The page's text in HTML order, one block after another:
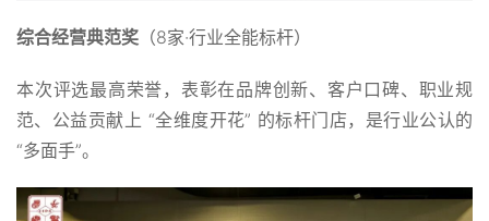
综合经营典范奖 （8家·行业全能标杆）
本次评选最高荣誉，表彰在品牌创新、客户口碑、职业规
范、公益贡献上 “全维度开花” 的标杆门店，是行业公认的
“多面手”。